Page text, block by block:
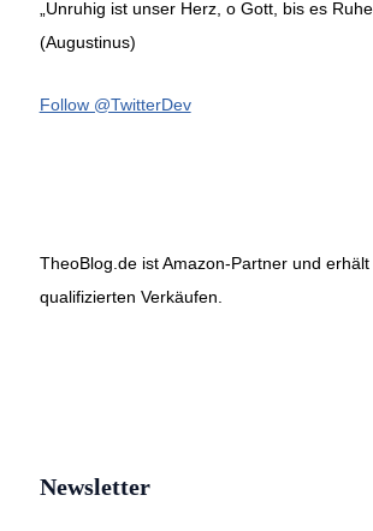
„Unruhig ist unser Herz, o Gott, bis es
(Augustinus)
Follow @TwitterDev
TheoBlog.de ist Amazon-Partner und
qualifizierten Verkäufen.
Newsletter